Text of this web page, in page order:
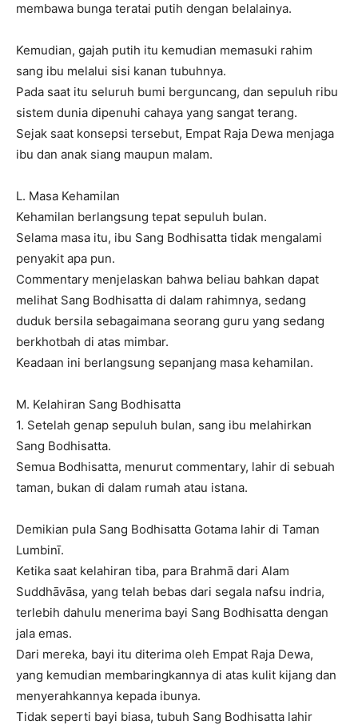
membawa bunga teratai putih dengan belalainya.
Kemudian, gajah putih itu kemudian memasuki rahim
sang ibu melalui sisi kanan tubuhnya.
Pada saat itu seluruh bumi berguncang, dan sepuluh ribu
sistem dunia dipenuhi cahaya yang sangat terang.
Sejak saat konsepsi tersebut, Empat Raja Dewa menjaga
ibu dan anak siang maupun malam.
L. Masa Kehamilan
Kehamilan berlangsung tepat sepuluh bulan.
Selama masa itu, ibu Sang Bodhisatta tidak mengalami
penyakit apa pun.
Commentary menjelaskan bahwa beliau bahkan dapat
melihat Sang Bodhisatta di dalam rahimnya, sedang
duduk bersila sebagaimana seorang guru yang sedang
berkhotbah di atas mimbar.
Keadaan ini berlangsung sepanjang masa kehamilan.
M. Kelahiran Sang Bodhisatta
1. Setelah genap sepuluh bulan, sang ibu melahirkan
Sang Bodhisatta.
Semua Bodhisatta, menurut commentary, lahir di sebuah
taman, bukan di dalam rumah atau istana.
Demikian pula Sang Bodhisatta Gotama lahir di Taman
Lumbinī.
Ketika saat kelahiran tiba, para Brahmā dari Alam
Suddhāvāsa, yang telah bebas dari segala nafsu indria,
terlebih dahulu menerima bayi Sang Bodhisatta dengan
jala emas.
Dari mereka, bayi itu diterima oleh Empat Raja Dewa,
yang kemudian membaringkannya di atas kulit kijang dan
menyerahkannya kepada ibunya.
Tidak seperti bayi biasa, tubuh Sang Bodhisatta lahir